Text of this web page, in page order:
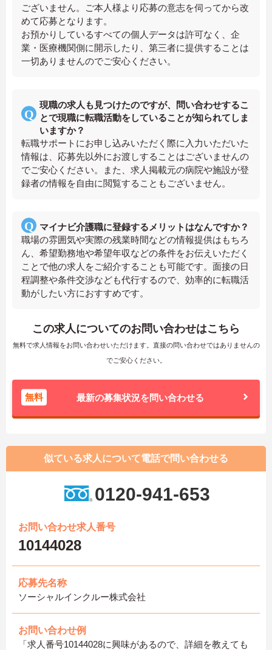
ございません。ご本人様より応募の意志を伺ってから改
めて応募となります。
お預かりしているすべての個人データは許可なく、企
業・医療機関側に開示したり、第三者に提供することは
一切ありませんのでご安心ください。
現職の求人も見つけたのですが、問い合わせするこ
とで現職に転職活動をしていることが知られてしま
いますか？
転職サポートにお申し込みいただく際に入力いただいた
情報は、応募先以外にお渡しすることはございませんの
でご安心ください。また、求人掲載元の病院や施設が登
録者の情報を自由に閲覧することもございません。
マイナビ介護職に登録するメリットはなんですか？
職場の雰囲気や実際の残業時間などの情報提供はもちろ
ん、希望勤務地や希望年収などの条件をお伝えいただく
ことで他の求人をご紹介することも可能です。面接の日
程調整や条件交渉なども代行するので、効率的に転職活
動がしたい方におすすめです。
この求人についてのお問い合わせはこちら
無料で求人情報をお問い合わせいただけます。直接の問い合わせではありませんの
でご安心ください。
無料 最新の募集状況を問い合わせる
似ている求人について電話で問い合わせる
0120-941-653
お問い合わせ求人番号
10144028
応募先名称
ソーシャルインクルー株式会社
お問い合わせ例
「求人番号10144028に興味があるので、詳細を教えても